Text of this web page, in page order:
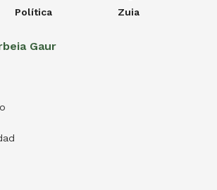
Política
Zuia
Gaur